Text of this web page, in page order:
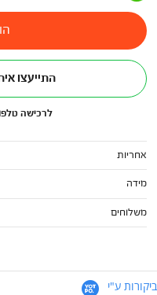
התייעצו
לרכישה טלפונית 073-
אחריות
מידה
משלוחים
ביקורות ע"י